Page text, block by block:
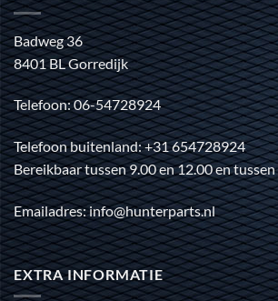
Badweg 36
8401 BL Gorredijk
Telefoon: 06-54728924
Telefoon buitenland: +31 654728924
Bereikbaar tussen 9.00 en 12.00 en
Emailadres: info@hunterparts.nl
EXTRA INFORMATIE